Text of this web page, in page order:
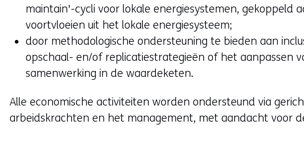
maintain'-cycli voor lokale energiesystemen, gekoppeld
voortvloeien uit het lokale energiesysteem;
door methodologische ondersteuning te bieden aan
opschaal- en/of replicatiestrategieën of het aanpassen
samenwerking in de waardeketen.
Alle economische activiteiten worden ondersteund via
arbeidskrachten en het management, met aandacht voor